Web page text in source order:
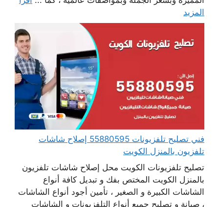
المزيد
فني تصليح تلفزيونات 55880595 إصلاح شاشات
تلفزيون بالمنزل الكويت
تصليح تلفزيونات الكويت محل إصلاح شاشات تلفزيون
بالمنزل الكويت المختص بفك و تبديل كافة أنواع
الشاشات الكبيرة و الصغير ، تأمين أجود أنواع الشاشات
، صيانة و تصليح جميع أنواع التلفزيونات و الشاشات